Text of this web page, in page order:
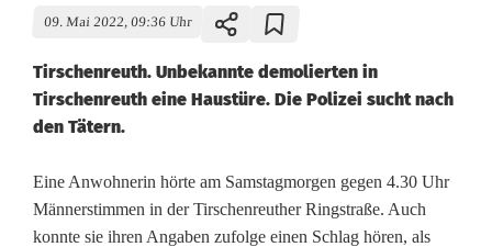
09. Mai 2022, 09:36 Uhr
Tirschenreuth. Unbekannte demolierten in
Tirschenreuth eine Haustüre. Die Polizei sucht nach
den Tätern.
U
n
Eine Anwohnerin hörte am Samstagmorgen gegen 4.30 Uhr
Männerstimmen in der Tirschenreuther Ringstraße. Auch
konnte sie ihren Angaben zufolge einen Schlag hören, als